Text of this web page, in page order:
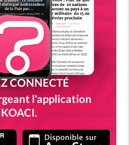
CONNECTÉ
l'application
KOACI.